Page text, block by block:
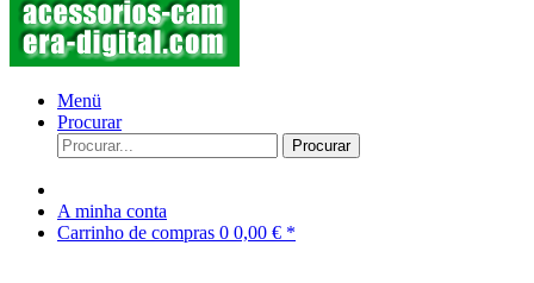
Menü
Procurar
Procurar
A minha conta
Carrinho de compras 0 0,00 € *